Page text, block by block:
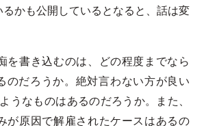
かも公開しているとなると、話は変
を書き込むのは、どの程度までなら
のだろうか。絶対言わない方が良い
うなものはあるのだろうか。また、
が原因で解雇されたケースはあるの